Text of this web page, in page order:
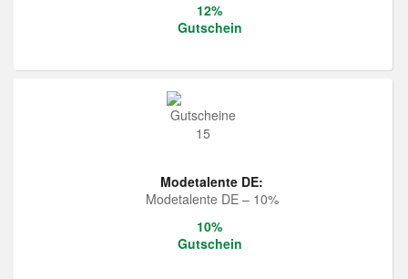
12%
Gutschein
Modetalente DE:
Modetalente DE – 10%
10%
Gutschein